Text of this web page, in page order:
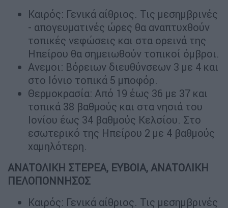
Καιρός: Γενικά αίθριος. Τις μεσημβρινές
- απογευματινές ώρες θα αναπτυχθούν
τοπικές νεφώσεις και στα ορεινά της
Ηπείρου θα σημειωθούν τοπικοί όμβροι.
Ανεμοι: Βόρειων διευθύνσεων 3 με 4 και
στο Ιόνιο τοπικά 5 μποφόρ.
Θερμοκρασία: Από 19 έως 36 με 37 και
τοπικά 38 βαθμούς και στα νησιά του
Ιονίου έως 34 βαθμούς Κελσίου. Στο
εσωτερικό της Ηπείρου 2 με 4 βαθμούς
χαμηλότερη.
ΑΝΑΤΟΛΙΚΗ ΣΤΕΡΕΑ, ΕΥΒΟΙΑ, ΑΝΑΤΟΛΙΚΗ
ΠΕΛΟΠΟΝΝΗΣΟΣ
Καιρός: Γενικά αίθριος. Τις μεσημβρινές